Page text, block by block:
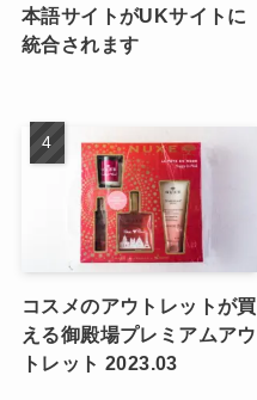
本語サイトがUKサイトに
統合されます
コスメのアウトレットが買
える御殿場プレミアムアウ
トレット 2023.03